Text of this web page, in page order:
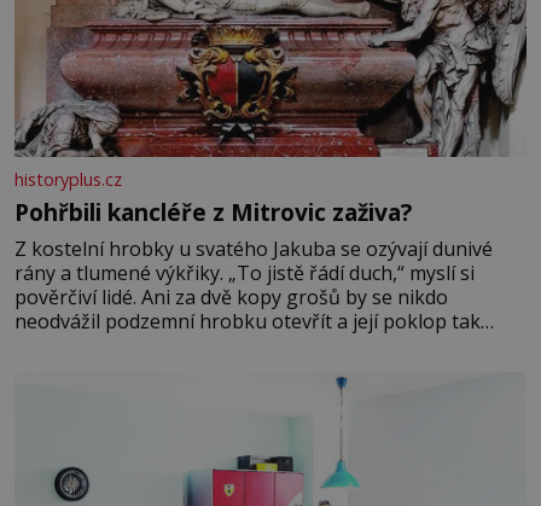
historyplus.cz
Pohřbili kancléře z Mitrovic zaživa?
Z kostelní hrobky u svatého Jakuba se ozývají dunivé
rány a tlumené výkřiky. „To jistě řádí duch,“ myslí si
pověrčiví lidé. Ani za dvě kopy grošů by se nikdo
neodvážil podzemní hrobku otevřít a její poklop tak